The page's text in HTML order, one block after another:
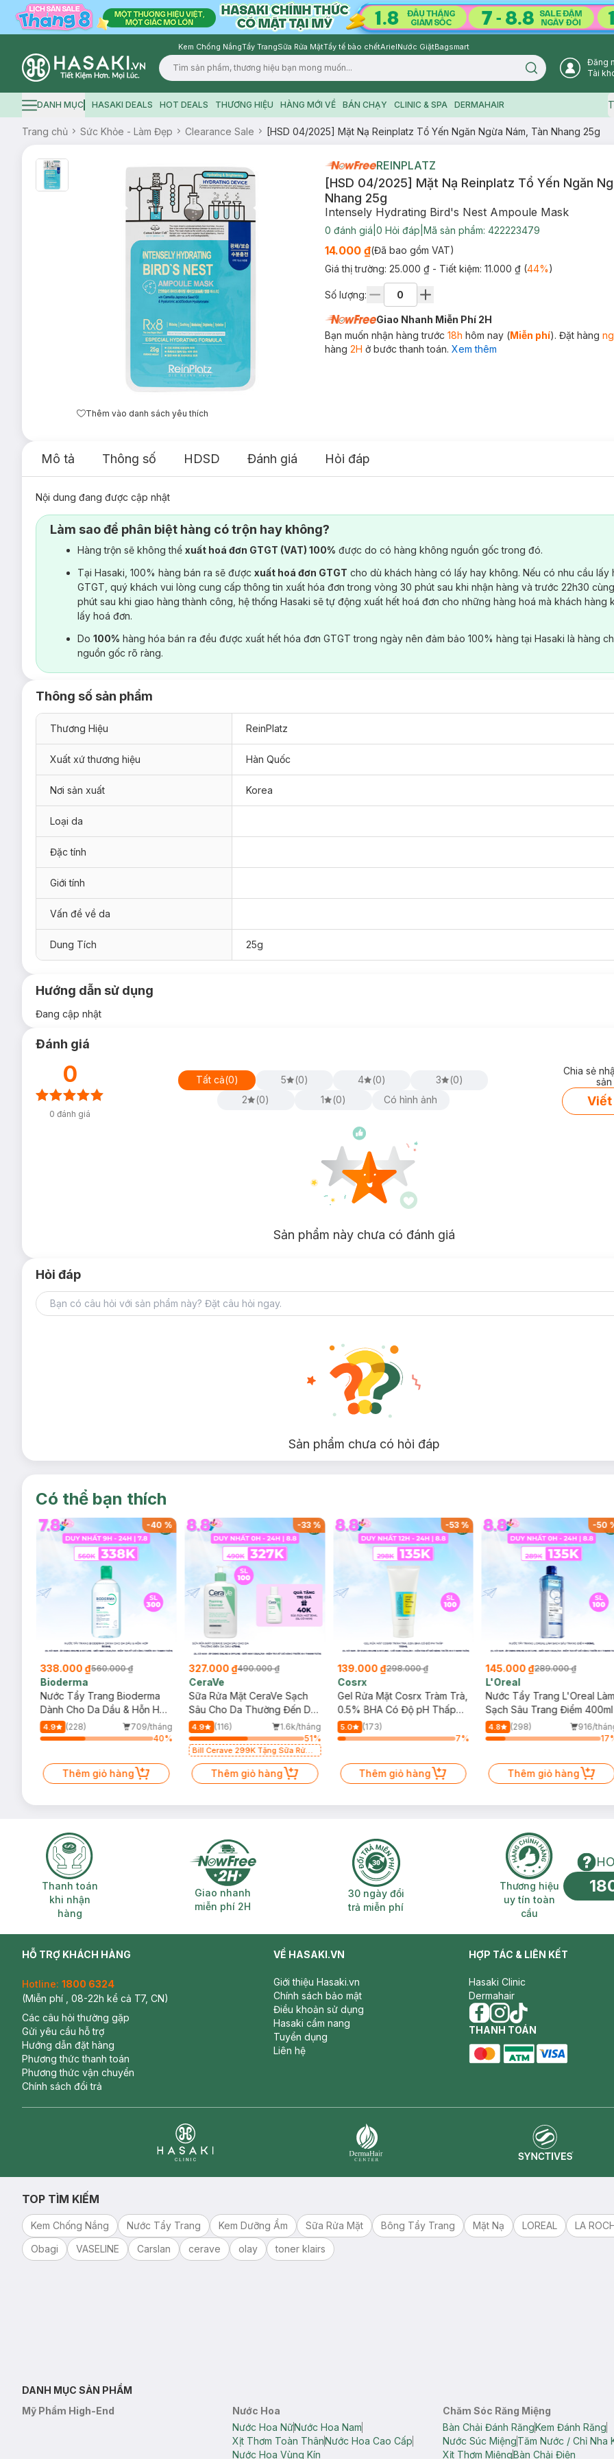
Kem Chống NắngTẩy TrangSữa Rửa MặtTẩy tế bào chếtArielNước GiặtBagsmart
Logo
Search icon
Đăng
Tài
Hamburger icon
DANH MỤC HASAKI DEALS HOT DEALS THƯƠNG HIỆU HÀNG MỚI VỀ BÁN CHẠY CLINIC & SPA DERMAHAIR
Trang chủ Sức Khỏe - Làm Đẹp Clearance Sale [HSD 04/2025] Mặt Nạ Reinplatz Tổ Yến Ngăn Ngừa Nám, Tàn Nhang 25g
Thêm vào danh sách yêu thích
REINPLATZ
[HSD 04/2025] Mặt Nạ Reinplatz Tổ Yến Ngăn
Nhang 25g
Intensely Hydrating Bird's Nest Ampoule Mask
0 đánh giá 0 Hỏi đáp Mã sản phẩm: 422223479
14.000 ₫(Đã bao gồm VAT)
Giá thị trường: 25.000 ₫ - Tiết kiệm: 11.000 ₫(44%)
Số lượng:
Giao Nhanh Miễn Phí 2H
Bạn muốn nhận hàng trước 18h hôm nay (Miễn phí). Đặt hàng
hàng 2H ở bước thanh toán. Xem thêm
Mô tả Thông số HDSD Đánh giá Hỏi đáp
Nội dung đang được cập nhật
Làm sao để phân biệt hàng có trộn hay không?
Hàng trộn sẽ không thể xuất hoá đơn GTGT (VAT) 100% được do có hàng không nguồn gốc trong đó.
Tại Hasaki, 100% hàng bán ra sẽ được xuất hoá đơn GTGT cho dù khách hàng có lấy hay không. Nếu có nhu cầu lấy
GTGT, quý khách vui lòng cung cấp thông tin xuất hóa đơn trong vòng 30 phút sau khi nhận hàng và trước 22h30
phút sau khi giao hàng thành công, hệ thống Hasaki sẽ tự động xuất hết hoá đơn cho những hàng hoá mà khách hàng
lấy hoá đơn.
Do 100% hàng hóa bán ra đều được xuất hết hóa đơn GTGT trong ngày nên đảm bảo 100% hàng tại Hasaki là hàng
nguồn gốc rõ ràng.
Thông số sản phẩm
Thương Hiệu ReinPlatz
Xuất xứ thương hiệu Hàn Quốc
Nơi sản xuất Korea
Loại da
Đặc tính
Giới tính
Vấn đề về da
Dung Tích 25g
Hướng dẫn sử dụng
Đang cập nhật
Đánh giá
0
0 đánh giá
Tất cả(0) 5 (0) 4 (0) 3 (0)
2
(0) 1 (0) Có hình ảnh
Chia sẻ
Viết
Sản phẩm này chưa có đánh giá
Hỏi đáp
Sản phẩm chưa có hỏi đáp
Có thể bạn thích
-40 %
338.000 ₫560.000 ₫
Bioderma
Nước Tẩy Trang Bioderma
Dành Cho Da Dầu & Hỗn Hợp
500ml
4.9 (228)
709/tháng
40%
Thêm giỏ hàng
-33%
327.000 ₫490.000 ₫
CeraVe
Sữa Rửa Mặt CeraVe Sạch
Sâu Cho Da Thường Đến Da
Dầu 473ml
4.9 (116)
1.6k/tháng
51%
Bill Cerave 299K Tặng Sữa Rửa
Mặt Cerave 30ml (SL có hạn)
Thêm giỏ hàng
-53%
139.000 ₫298.000 ₫
Cosrx
Gel Rửa Mặt Cosrx Tràm Trà,
0.5% BHA Có Độ pH Thấp
150ml
5.0
(173)
7%
Thêm giỏ hàng
-50
145.000 ₫289.000 ₫
L'Oreal
Nước Tẩy Trang L'Oreal Làm
Sạch Sâu Trang Điểm 400ml
4.8 (298)
916/
17
Thêm giỏ hàng
Thanh toán khi nhận hàng
Thanh toán
khi nhận
hàng
Giao nhanh miễn phí 2H
Giao nhanh
miễn phí 2H
30 ngày đổi trả miễn phí
30 ngày đổi
trả miễn phí
Thương hiệu uy
Thương hiệu
uy tín toàn
cầu
HỖ TRỢ KHÁCH HÀNG
Hotline: 1800 6324
(Miễn phí , 08-22h kể cả T7, CN)
Các câu hỏi thường gặp
Gửi yêu cầu hỗ trợ
Hướng dẫn đặt hàng
Phương thức thanh toán
Phương thức vận chuyển
Chính sách đổi trả
VỀ HASAKI.VN
Giới thiệu Hasaki.vn
Chính sách bảo mật
Điều khoản sử dụng
Hasaki cẩm nang
Tuyển dụng
Liên hệ
HỢP TÁC & LIÊN KẾT
Hasaki Clinic
Dermahair
facebook
instagram
tiktok
THANH TOÁN
TOP TÌM KIẾM
Kem Chống Nắng Nước Tẩy Trang Kem Dưỡng Ẩm Sữa Rửa Mặt Bông Tẩy Trang Mặt Nạ LOREAL LA
Obagi
VASELINE Carslan cerave olay toner klairs
DANH MỤC SẢN PHẨM
Mỹ Phẩm High-End
Nước Hoa
Nước Hoa NữNước Hoa Nam
Xịt Thơm Toàn ThânNước Hoa Cao Cấp
Nước Hoa Vùng Kín
Chăm Sóc Răng Miệng
Bàn Chải Đánh RăngKem Đánh Răng
Nước Súc MiệngTăm Nước / Chỉ Nha
Xịt Thơm MiệngBàn Chải Điện